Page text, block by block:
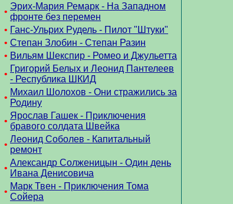
•
Эрих-Мария Ремарк - На Западном
фронте без перемен
• Ганс-Ульрих Рудель - Пилот "Штуки"
• Степан Злобин - Степан Разин
• Вильям Шекспир - Ромео и Джульетта
•
Григорий Белых и Леонид Пантелеев
- Республика ШКИД
•
Михаил Шолохов - Они стражились за
Родину
•
Ярослав Гашек - Приключения
бравого солдата Швейка
•
Леонид Соболев - Капитальный
ремонт
•
Александр Солженицын - Один день
Ивана Денисовича
•
Марк Твен - Приключения Тома
Сойера